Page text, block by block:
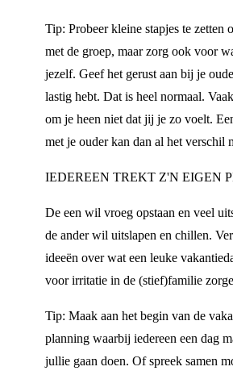
Tip: Probeer kleine stapjes te zetten
met de groep, maar zorg ook voor
jezelf. Geef het gerust aan bij je
lastig hebt. Dat is heel normaal.
om je heen niet dat jij je zo voelt.
met je ouder kan dan al het verschil
IEDEREEN TREKT Z'N EIGEN
De een wil vroeg opstaan en veel
de ander wil uitslapen en chillen.
ideeën over wat een leuke
voor irritatie in de (stief)familie
Tip: Maak aan het begin van de
planning waarbij iedereen een dag
jullie gaan doen. Of spreek samen